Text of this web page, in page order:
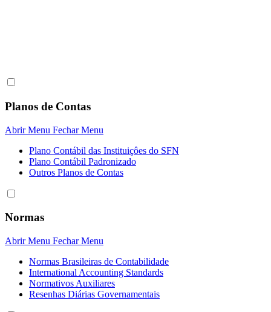
Planos de Contas
Abrir Menu Fechar Menu
Plano Contábil das Instituiçôes do SFN
Plano Contábil Padronizado
Outros Planos de Contas
Normas
Abrir Menu Fechar Menu
Normas Brasileiras de Contabilidade
International Accounting Standards
Normativos Auxiliares
Resenhas Diárias Governamentais